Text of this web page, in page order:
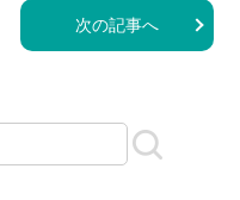
次の記事へ